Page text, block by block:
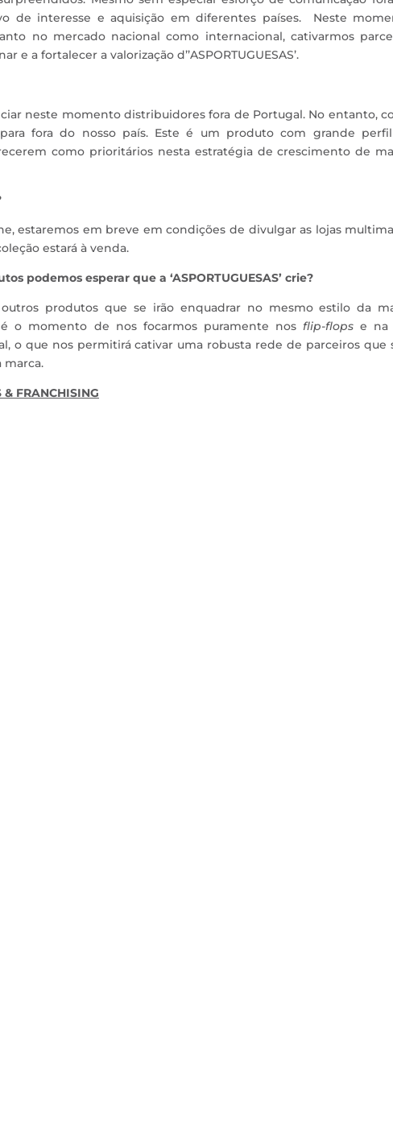
alvo de interesse e aquisição em diferentes países. Neste
no mercado nacional como internacional, cativarmos
a fortalecer a valorização d’’ASPORTUGUESAS’.
neste momento distribuidores fora de Portugal. No entanto,
fora do nosso país. Este é um produto com grande
como prioritários nesta estratégia de crescimento de
estaremos em breve em condições de divulgar as lojas
estará à venda.
podemos esperar que a ‘ASPORTUGUESAS’ crie?
produtos que se irão enquadrar no mesmo estilo da
é o momento de nos focarmos puramente nos flip-flopse na
o que nos permitirá cativar uma robusta rede de parceiros que
marca.
FRANCHISING